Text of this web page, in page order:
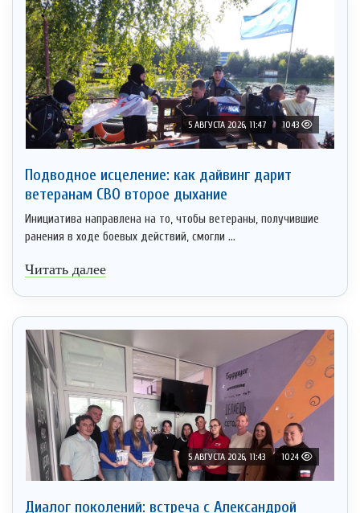
5 АВГУСТА 2026, 11:47 1043
Подводное исцеление: как дайвинг дарит
ветеранам СВО второе дыхание
Инициатива направлена на то, чтобы ветераны, получившие
ранения в ходе боевых действий, смогли ...
Читать далее
5 АВГУСТА 2026, 11:43 1024
Диалог поколений: встреча с Александрой